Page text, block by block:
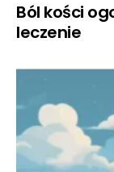
Ból kości
leczenie